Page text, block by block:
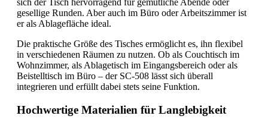
sich der Tisch hervorragend für gemütliche Abende oder
gesellige Runden. Aber auch im Büro oder Arbeitszimmer ist
er als Ablagefläche ideal.
Die praktische Größe des Tisches ermöglicht es, ihn flexibel
in verschiedenen Räumen zu nutzen. Ob als Couchtisch im
Wohnzimmer, als Ablagetisch im Eingangsbereich oder als
Beistelltisch im Büro – der SC-508 lässt sich überall
integrieren und erfüllt dabei stets seine Funktion.
Hochwertige Materialien für Langlebigkeit